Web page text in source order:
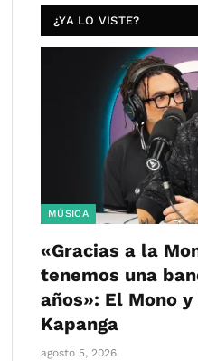
¿YA LO VISTE?
MÚSICA
«Gracias a la
tenemos una
años»: El Mono
Kapanga
agosto 5, 2026